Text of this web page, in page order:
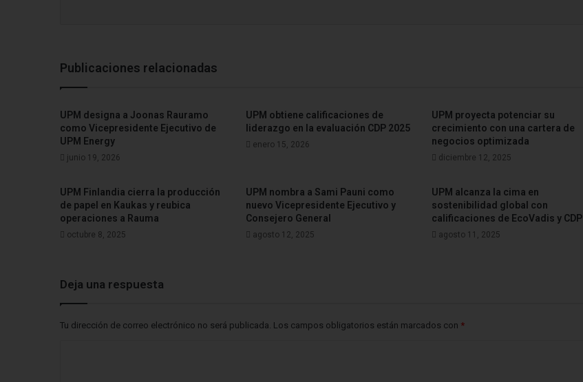
Publicaciones relacionadas
UPM designa a Joonas Rauramo
como Vicepresidente Ejecutivo de
UPM Energy
junio 19, 2026
UPM obtiene calificaciones de
liderazgo en la evaluación CDP 2025
enero 15, 2026
UPM proyecta potenciar su
crecimiento con una cartera de
negocios optimizada
diciembre 12, 2025
UPM Finlandia cierra la producción
de papel en Kaukas y reubica
operaciones a Rauma
octubre 8, 2025
UPM nombra a Sami Pauni como
nuevo Vicepresidente Ejecutivo y
Consejero General
agosto 12, 2025
UPM alcanza la cima en
sostenibilidad global con
calificaciones de EcoVadis y CDP
agosto 11, 2025
Deja una respuesta
Tu dirección de correo electrónico no será publicada. Los campos obligatorios están marcados con *